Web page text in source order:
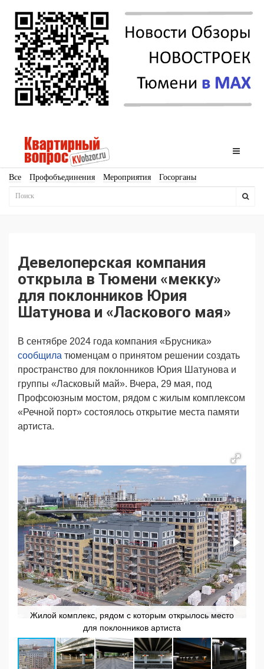
Все Профобъединения Мероприятия Госорганы
Новостройки
Продвижение Поздравляем
Ещё
Девелоперская компания
открыла в Тюмени «мекку»
для поклонников Юрия
Шатунова и «Ласкового мая»
В сентябре 2024 года компания «Брусника»
сообщила тюменцам о принятом решении создать
пространство для поклонников Юрия Шатунова и
группы «Ласковый май». Вчера, 29 мая, под
Профсоюзным мостом, рядом с жилым комплексом
«Речной порт» состоялось открытие места памяти
артиста.
Жилой комплекс, рядом с которым открылось место
для поклонников артиста